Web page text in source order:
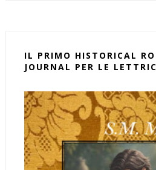
IL PRIMO HISTORICAL
JOURNAL PER LE